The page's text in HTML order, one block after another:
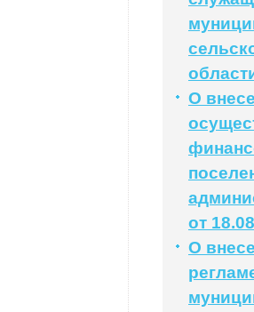
О
от
О